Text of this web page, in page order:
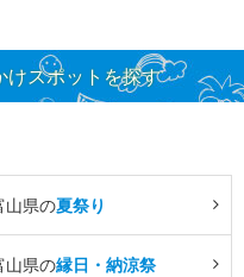
けスポットを探す
山県の夏祭り
山県の縁日・納涼祭